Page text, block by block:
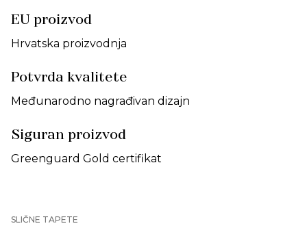
EU proizvod
Hrvatska proizvodnja
Potvrda kvalitete
Međunarodno nagrađivan dizajn
Siguran proizvod
Greenguard Gold certifikat
SLIČNE TAPETE